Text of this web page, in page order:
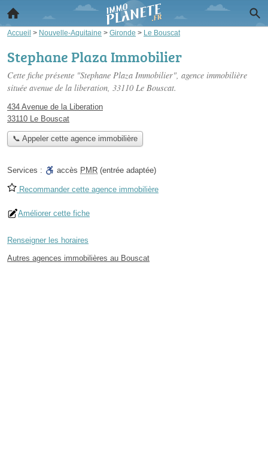
Accueil > Nouvelle-Aquitaine > Gironde > Le Bouscat
Stephane Plaza Immobilier
Cette fiche présente "Stephane Plaza Immobilier", agence immobilière
située avenue de la liberation, 33110 Le Bouscat.
434 Avenue de la Liberation
33110 Le Bouscat
📞 Appeler cette agence immobilière
Services : accès PMR (entrée adaptée)
Recommander cette agence immobilière
Améliorer cette fiche
Renseigner les horaires
Autres agences immobilières au Bouscat